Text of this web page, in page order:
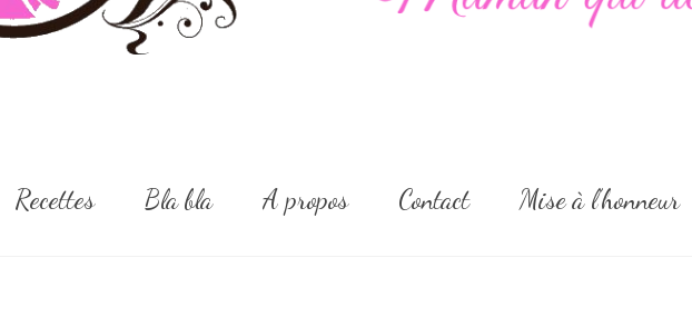
Recettes Bla bla A propos Contact Mise à l’honneur